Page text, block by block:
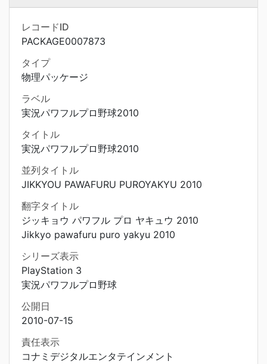
レコードID
PACKAGE0007873
タイプ
物理パッケージ
ラベル
実況パワフルプロ野球2010
タイトル
実況パワフルプロ野球2010
並列タイトル
JIKKYOU PAWAFURU PUROYAKYU 2010
翻字タイトル
ジッキョウ パワフル プロ ヤキュウ 2010
Jikkyo pawafuru puro yakyu 2010
シリーズ表示
PlayStation 3
実況パワフルプロ野球
公開日
2010-07-15
責任表示
コナミデジタルエンタテインメント